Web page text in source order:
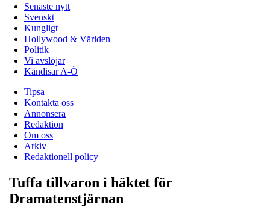
Senaste nytt
Svenskt
Kungligt
Hollywood & Världen
Politik
Vi avslöjar
Kändisar A-Ö
Tipsa
Kontakta oss
Annonsera
Redaktion
Om oss
Arkiv
Redaktionell policy
Tuffa tillvaron i häktet för
Dramatenstjärnan